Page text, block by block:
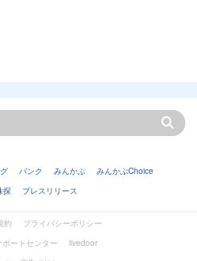
バンク みんかぶ
みんかぶChoice
探 プレスリリース
約
プライバシーポリシー
ートセンター
livedoor